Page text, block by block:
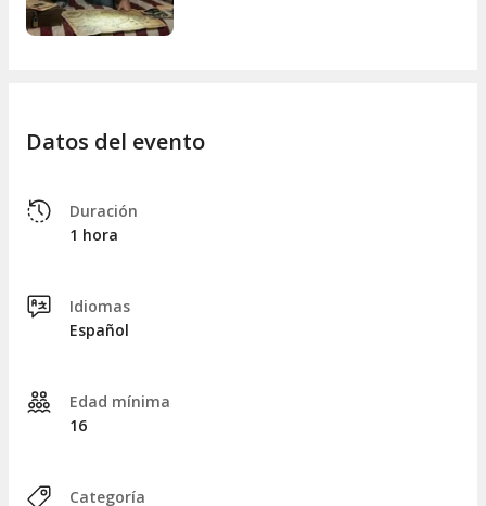
Datos del evento
Duración
1 hora
Idiomas
Español
Edad mínima
16
Categoría